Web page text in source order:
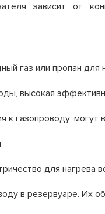
зависит от
газ или пропан
высокая
к газопроводу, могут
для нагрева
в резервуаре. Их